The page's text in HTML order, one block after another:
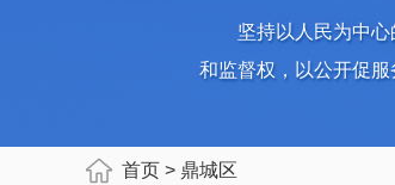
坚持以人民为中
和监督权，以公开促
首页 > 鼎城区